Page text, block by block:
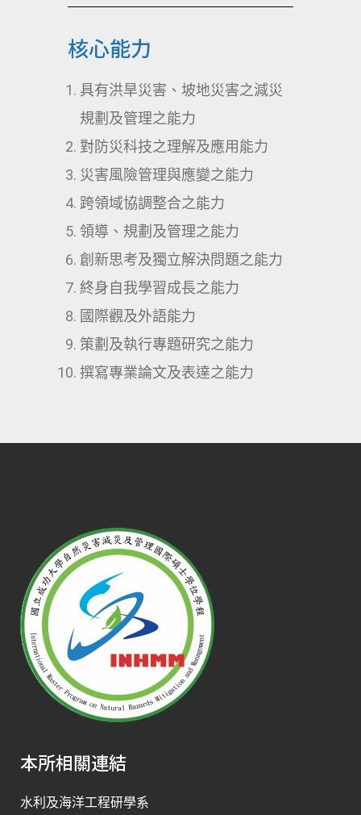
核心能力
具有洪旱災害、坡地災害之減災
規劃及管理之能力
對防災科技之理解及應用能力
災害風險管理與應變之能力
跨領域協調整合之能力
領導、規劃及管理之能力
創新思考及獨立解決問題之能力
終身自我學習成長之能力
國際觀及外語能力
策劃及執行專題研究之能力
撰寫專業論文及表達之能力
本所相關連結
水利及海洋工程研學系